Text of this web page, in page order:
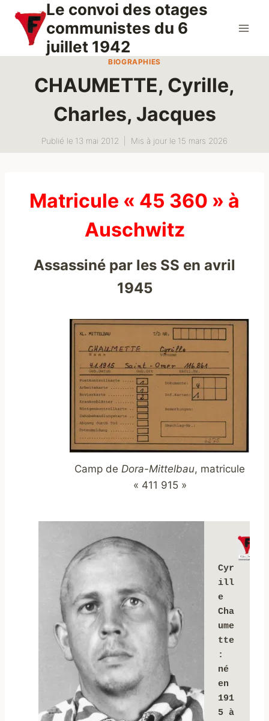
contenu
Le convoi des otages
communistes du 6
juillet 1942
BIOGRAPHIES
CHAUMETTE, Cyrille,
Charles, Jacques
Publié le 13 mai 2012 Mis à jour le 15 mars 2026
Matricule « 45 360 » à
Auschwitz
Assassiné par les SS en avril
1945
Camp de Dora-Mittelbau, matricule
« 411 915 »
Cyr
ill
e
Cha
ume
tte
:
né
en
191
5 à